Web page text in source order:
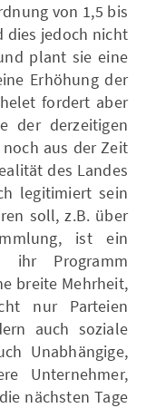
von 1,5 bis
dies jedoch nicht
plant sie eine
Erhöhung der
fordert aber
der derzeitigen
aus der Zeit
des Landes
legitimiert sein
soll, z.B. über
ist ein
ihr Programm
breite Mehrheit,
nur Parteien
auch soziale
Unabhängige,
Unternehmer,
nächsten Tage